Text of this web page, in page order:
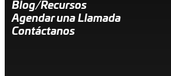
Blog/Recursos
Agendar una Llamada
Contáctanos